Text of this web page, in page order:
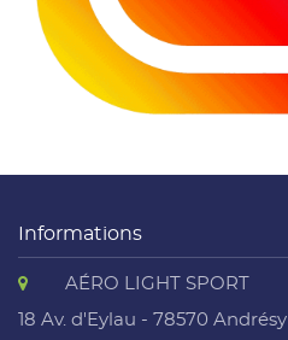
Informations
AÉRO LIGHT SPORT
18 Av. d'Eylau - 78570 Andrésy